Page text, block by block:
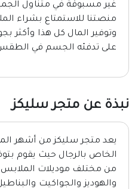
غير مسبوقة في متناول
منصتنا للاستمتاع بشراء
وتوفير المال كل هذا وأكثر
على تدفئه الجسم في الطقس
نبذة عن متجر سليكز
يعد متجر سليكز من أشهر
الخاص بالرجال حيث يقوم
من مختلف موديلات الملابس
والهوديز والجواكيت